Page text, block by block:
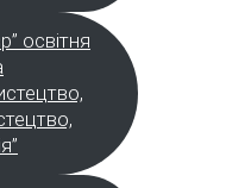
освітня